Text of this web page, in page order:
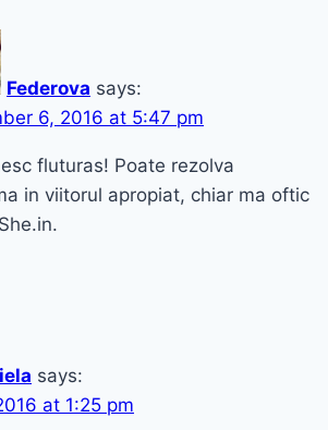
Federova says:
6, 2016 at 5:47 pm
fluturas! Poate rezolva
in viitorul apropiat, chiar ma oftic
says:
at 1:25 pm